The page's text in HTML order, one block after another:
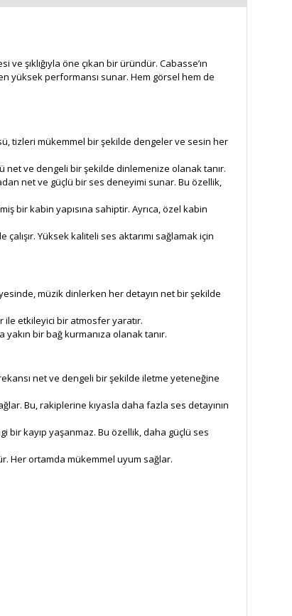
şıklığıyla öne çıkan bir üründür. Cabasse’ın
yüksek performansı sunar. Hem görsel hem de
tizleri mükemmel bir şekilde dengeler ve sesin her
net ve dengeli bir şekilde dinlemenize olanak tanır.
net ve güçlü bir ses deneyimi sunar. Bu özellik,
bir kabin yapısına sahiptir. Ayrıca, özel kabin
Yüksek kaliteli ses aktarımı sağlamak için
müzik dinlerken her detayın net bir şekilde
ile etkileyici bir atmosfer yaratır.
bir bağ kurmanıza olanak tanır.
net ve dengeli bir şekilde iletme yeteneğine
Bu, rakiplerine kıyasla daha fazla ses detayının
bir kayıp yaşanmaz. Bu özellik, daha güçlü ses
Her ortamda mükemmel uyum sağlar.